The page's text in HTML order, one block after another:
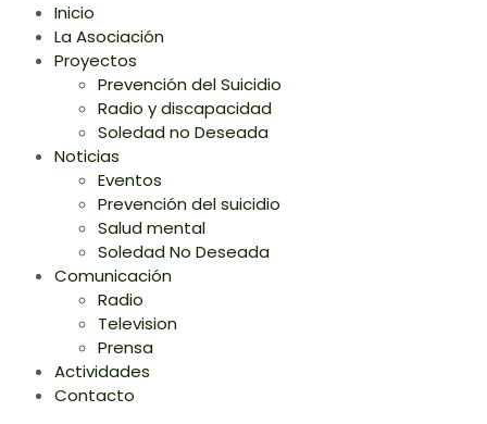
Inicio
La Asociación
Proyectos
Prevención del Suicidio
Radio y discapacidad
Soledad no Deseada
Noticias
Eventos
Prevención del suicidio
Salud mental
Soledad No Deseada
Comunicación
Radio
Television
Prensa
Actividades
Contacto